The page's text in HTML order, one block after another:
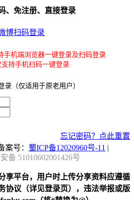
、免注册、直接登录
博扫码登录
手机端浏览器一键登录及扫码登录
持手机扫码一键登录
录（仅适用于原老用户）
忘记密码？点此重置
案号： 蜀ICP备12020960号-11 |
备 51010602001426号
享平台，用户时上传分享资料应遵循
协议（详见登录页），违法举报或版